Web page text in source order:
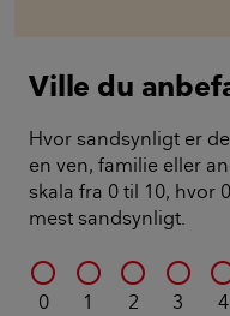
Ville du
Hvor sandsynligt er
en ven, familie eller
skala fra 0 til 10, hvor
mest sandsynligt.
0 1 2 3 4